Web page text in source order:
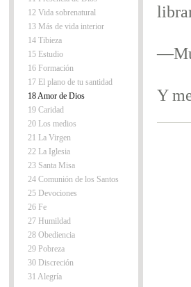
12 Vida sobrenatural
13 Más de vida interior
14 Tibieza
15 Estudio
16 Formación
17 El plano de tu santidad
18 Amor de Dios
19 Caridad
20 Los medios
21 La Virgen
22 La Iglesia
23 Santa Misa
24 Comunión de los Santos
25 Devociones
26 Fe
27 Humildad
28 Obediencia
29 Pobreza
30 Discreción
31 Alegría
Y